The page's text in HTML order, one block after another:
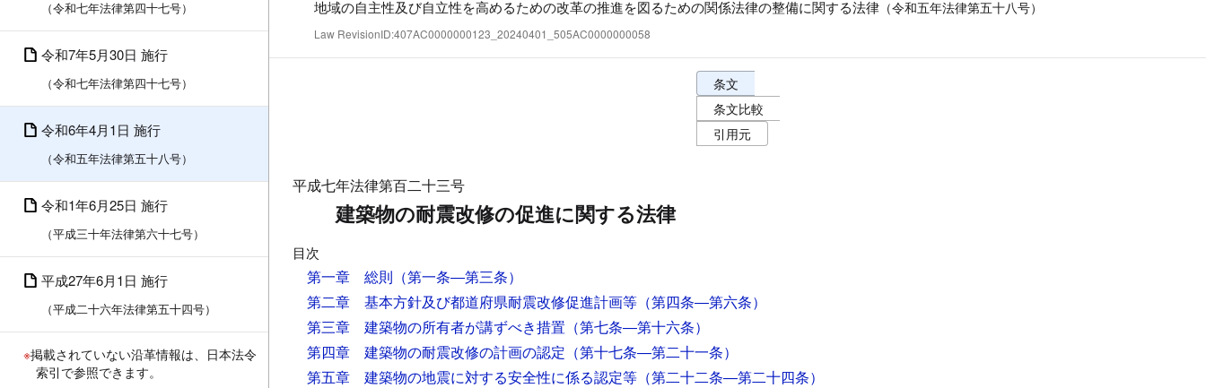
（令和七年法律第四十七号）
令和7年5月30日 施行
（令和七年法律第四十七号）
令和6年4月1日 施行
（令和五年法律第五十八号）
令和1年6月25日 施行
（平成三十年法律第六十七号）
平成27年6月1日 施行
（平成二十六年法律第五十四号）
※掲載されていない沿革情報は、日本法令
索引で参照できます。
地域の自主性及び自立性を高めるための改革の推進を図るための関係法律の整備に関する法律 （令和五年法律第五十八号）
Law RevisionID:407AC0000000123_20240401_505AC0000000058
条文表示オプション（選択すると条文の表示方法が変わります）
条文
条文比較
引用元
平成七年法律第百二十三号
建築物の耐震改修の促進に関する法律
目次
第一章 総則 （第一条―第三条）
第二章 基本方針及び都道府県耐震改修促進計画等 （第四条―第六条）
第三章 建築物の所有者が講ずべき措置 （第七条―第十六条）
第四章 建築物の耐震改修の計画の認定 （第十七条―第二十一条）
第五章 建築物の地震に対する安全性に係る認定等 （第二十二条―第二十四条）